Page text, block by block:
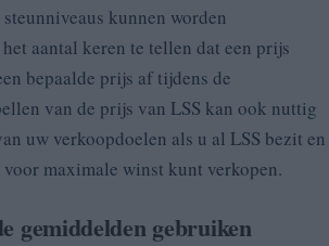
kunnen worden
aantal keren te tellen dat een prijs
bepaalde prijs af tijdens de
van de prijs van LSS kan ook nuttig
uw verkoopdoelen als u al LSS bezit en
maximale winst kunt verkopen.
gemiddelden gebruiken